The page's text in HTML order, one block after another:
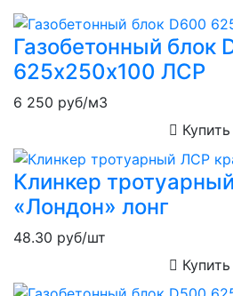
Газобетонный блок
625х250х100 ЛСР
6 250 руб/м3
Купить
Клинкер
«Лондон» лонг
48.30 руб/шт
Купить